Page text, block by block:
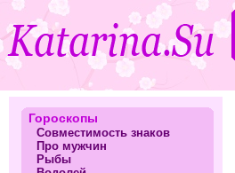
Гороскопы
Совместимость знаков
Про мужчин
Рыбы